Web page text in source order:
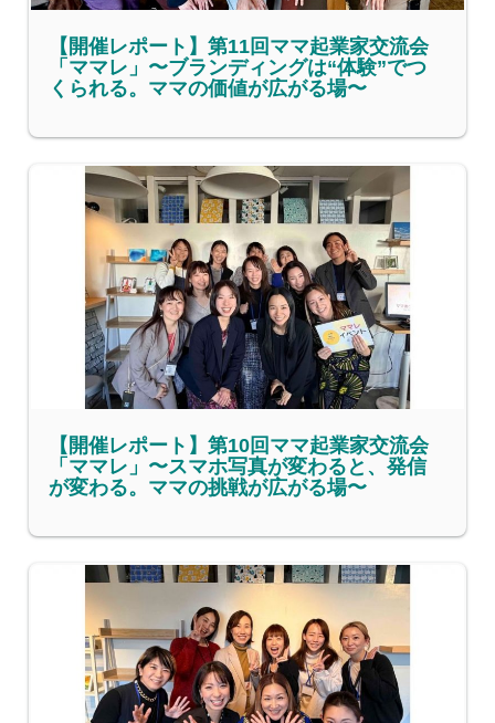
【開催レポート】第11回ママ起業家交流会
「ママレ」〜ブランディングは“体験”でつ
くられる。ママの価値が広がる場〜
【開催レポート】第10回ママ起業家交流会
「ママレ」〜スマホ写真が変わると、発信
が変わる。ママの挑戦が広がる場〜